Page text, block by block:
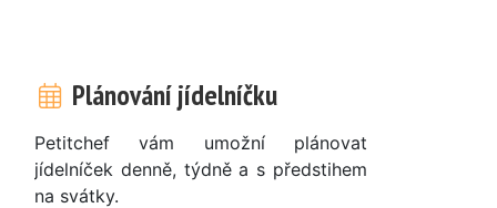
Plánování jídelníčku
Petitchef vám umožní plánovat
jídelníček denně, týdně a s předstihem
na svátky.